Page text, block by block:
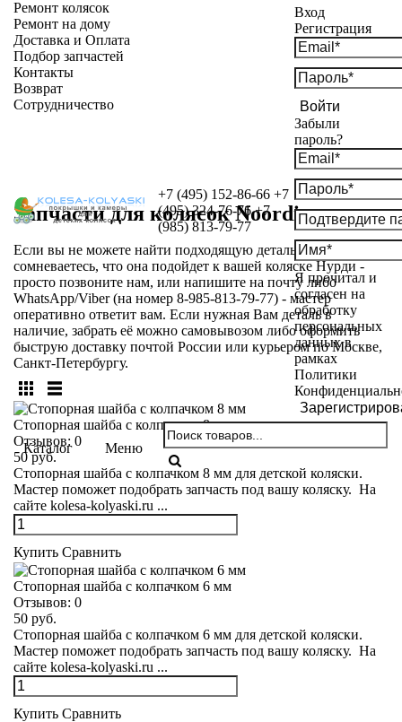
+7 (495) 152-86-66 +7
(495) 324-76-76 +7
(985) 813-79-77
Вход
Регистрация
Войти
Забыли
пароль?
Я прочитал и
согласен на
обработку
персональных
данных в
рамках
Политики
Каталог Меню
Ремонт колясок
Ремонт на дому
Доставка и Оплата
Подбор запчастей
Контакты
Возврат
Сотрудничество
Запчасти для колясок Noordi
Если вы не можете найти подходящую деталь, либо
сомневаетесь, что она подойдет к вашей коляске Нурди -
просто позвоните нам, или напишите на почту либо
WhatsApp/Viber (на номер 8-985-813-79-77) - мастер
оперативно ответит вам. Если нужная Вам деталь в
наличие, забрать её можно самовывозом либо оформить
быструю доставку почтой России или курьером по Москве,
Санкт-Петербургу.
Стопорная шайба с колпачком 8 мм
Отзывов: 0
50 руб.
Стопорная шайба с колпачком 8 мм для детской коляски.
Мастер поможет подобрать запчасть под вашу коляску. На
сайте kolesa-kolyaski.ru ...
Купить Сравнить
Стопорная шайба с колпачком 6 мм
Отзывов: 0
50 руб.
Стопорная шайба с колпачком 6 мм для детской коляски.
Мастер поможет подобрать запчасть под вашу коляску. На
сайте kolesa-kolyaski.ru ...
Купить Сравнить